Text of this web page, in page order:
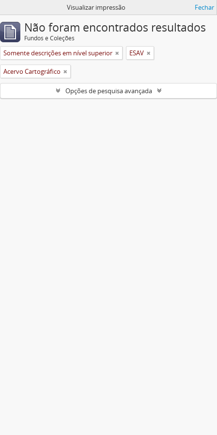
Visualizar impressão Fechar
Não foram encontrados resultados
Fundos e Coleções
Somente descrições em nível superior ESAV
Acervo Cartográfico
Opções de pesquisa avançada